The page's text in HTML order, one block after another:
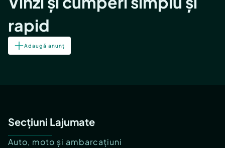
rapid
Adaugă anunț
Secțiuni Lajumate
Auto, moto și ambarcațiuni